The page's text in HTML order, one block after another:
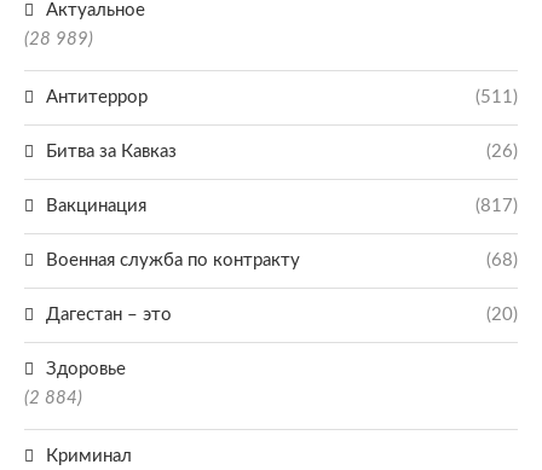
Актуальное
(28 989)
Антитеррор (511)
Битва за Кавказ (26)
Вакцинация (817)
Военная служба по контракту (68)
Дагестан – это (20)
Здоровье
(2 884)
Криминал